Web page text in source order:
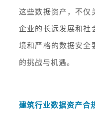
这些数据资产，不仅
企业的长远发展和社
境和严格的数据安全
的挑战与机遇。
建筑行业数据资产合